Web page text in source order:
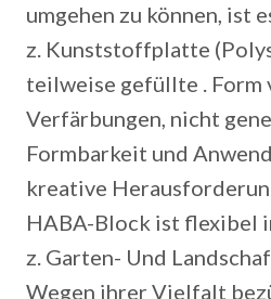
umgehen zu können, ist
z. Kunststoffplatte
teilweise gefüllte . Form
Verfärbungen, nicht
Formbarkeit und
kreative
HABA-Block ist flexibel
z. Garten- Und
Wegen ihrer Vielfalt